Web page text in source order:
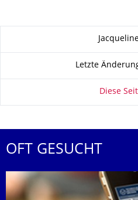
Letzte
Diese
OFT GESUCHT